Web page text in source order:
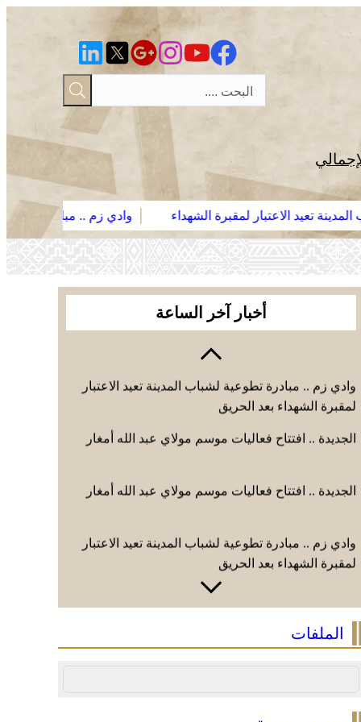
لمقبرة الشهداء
وادي زم .. مبادرة تطوعية لشباب المدينة
بعد الحريق
أخبار آخر الساعة
الجديدة .. افتتاح فعاليات موسم مولاي عبد الله أمغار
وادي زم .. مبادرة تطوعية لشباب المدينة تعيد الاعتبار
لمقبرة الشهداء بعد الحريق
وادي زم .. مبادرة تطوعية لشباب المدينة تعيد الاعتبار
لمقبرة الشهداء بعد الحريق
الجديدة .. افتتاح فعاليات موسم مولاي عبد الله أمغار
الجديدة .. افتتاح فعاليات موسم مولاي عبد الله أمغار
وادي زم .. مبادرة تطوعية لشباب المدينة تعيد الاعتبار
لمقبرة الشهداء بعد الحريق
وادي زم .. مبادرة تطوعية لشباب المدينة تعيد الاعتبار
الجديدة .. افتتاح فعاليات موسم مولاي عبد الله أمغار
الملفات